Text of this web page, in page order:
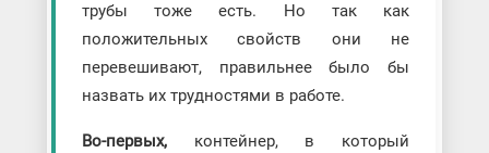
трубы тоже есть. Но так как
положительных свойств они не
перевешивают, правильнее было бы
назвать их трудностями в работе.
Во-первых,контейнер, в который